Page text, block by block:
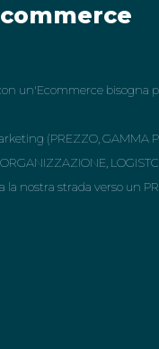
un'Ecommerce bisogna
(PREZZO, GAMMA
nostra strada verso un